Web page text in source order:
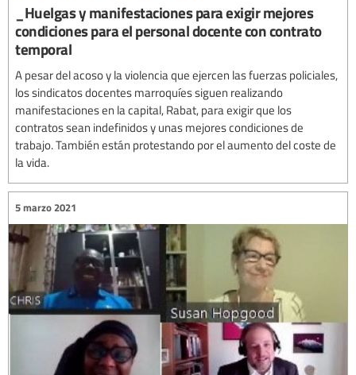
_Huelgas y manifestaciones para exigir mejores
condiciones para el personal docente con contrato
temporal
A pesar del acoso y la violencia que ejercen las fuerzas policiales,
los sindicatos docentes marroquíes siguen realizando
manifestaciones en la capital, Rabat, para exigir que los
contratos sean indefinidos y unas mejores condiciones de
trabajo. También están protestando por el aumento del coste de
la vida.
5 marzo 2021